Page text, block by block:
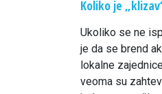
Koliko je
Ukoliko se ne
je da se brend
lokalne
veoma su